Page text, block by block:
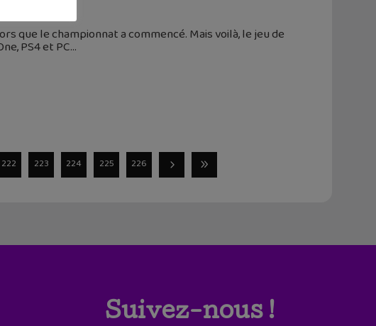
que le championnat a commencé. Mais voilà, le jeu de
PS4 et PC
222 223 224 225 226
Suivez-nous !